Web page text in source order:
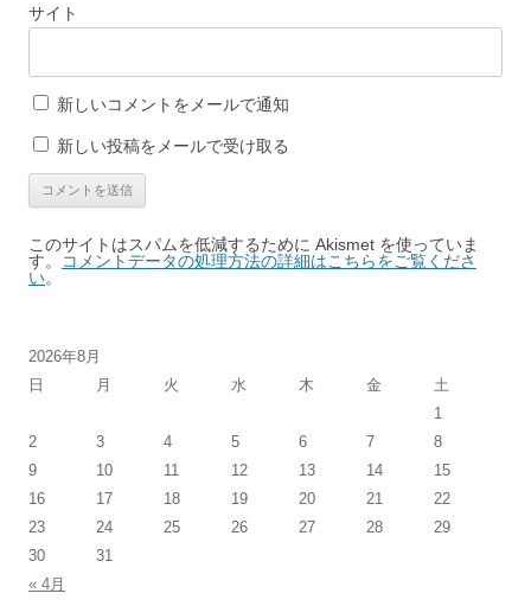
サイト
新しいコメントをメールで通知
新しい投稿をメールで受け取る
このサイトはスパムを低減するために Akismet を使っていま
す。
コメントデータの処理方法の詳細はこちらをご覧くださ
い。
2026年8月
日
月 火 水 木 金
土
1
2
3 4 5 6 7
8
9
10 11 12 13 14
15
16
17 18 19 20 21
22
23
24 25 26 27 28
29
30
31
« 4月